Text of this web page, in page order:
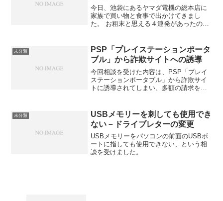
今日、池袋にあるヤマダ電機の総本店に
家族で買い物と食事で出かけてきまし
た。 お粗末と思える４連発があったので
者やスタッフにとっては、当たり前のこ
とで、私の方の感覚がお...
未分類
PSP「プレイステーションポータ
ブル」から詐欺サイトへの誘導
今回相談を受けた内容は、PSP「プレイ
ステーションポータブル」から詐欺サイ
トに誘導されてしまい、多額の請求をさ
子がパソコンを使い終わった後に親が使
おうと思ったところ、高...
未分類
USBメモリーを刺しても使用でき
ない－ドライブレターの変更
USBメモリーをパソコンの前面のUSBボ
ートに指しても使用できない、という相
談を受けました。